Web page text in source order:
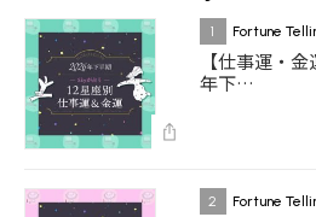
1 Fortune
【仕事運・
年下…
2 Fortune